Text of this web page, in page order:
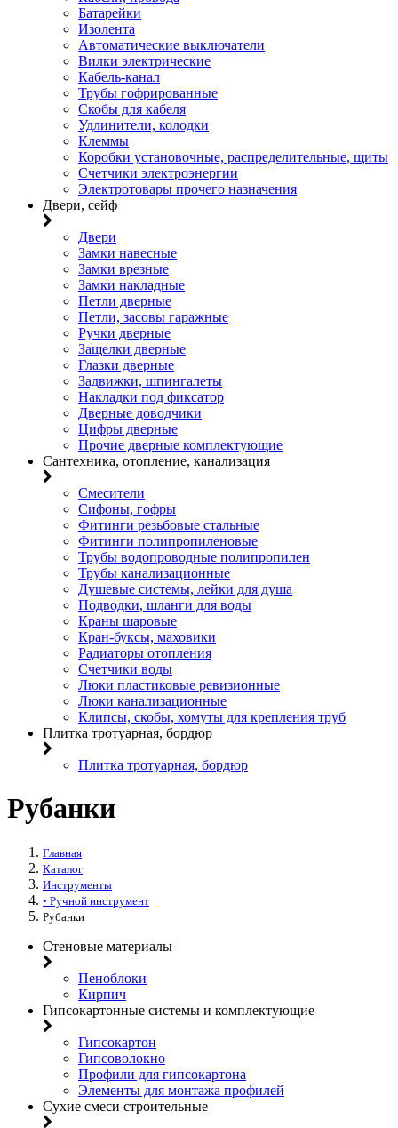
Батарейки
Изолента
Автоматические выключатели
Вилки электрические
Кабель-канал
Трубы гофрированные
Скобы для кабеля
Удлинители, колодки
Клеммы
Коробки установочные, распределительные, щиты
Счетчики электроэнергии
Электротовары прочего назначения
Двери, сейф
Двери
Замки навесные
Замки врезные
Замки накладные
Петли дверные
Петли, засовы гаражные
Ручки дверные
Защелки дверные
Глазки дверные
Задвижки, шпингалеты
Накладки под фиксатор
Дверные доводчики
Цифры дверные
Прочие дверные комплектующие
Сантехника, отопление, канализация
Смесители
Сифоны, гофры
Фитинги резьбовые стальные
Фитинги полипропиленовые
Трубы водопроводные полипропилен
Трубы канализационные
Душевые системы, лейки для душа
Подводки, шланги для воды
Краны шаровые
Кран-буксы, маховики
Радиаторы отопления
Счетчики воды
Люки пластиковые ревизионные
Люки канализационные
Клипсы, скобы, хомуты для крепления труб
Плитка тротуарная, бордюр
Плитка тротуарная, бордюр
Рубанки
Главная
Каталог
Инструменты
• Ручной инструмент
Рубанки
Стеновые материалы
Пеноблоки
Кирпич
Гипсокартонные системы и комплектующие
Гипсокартон
Гипсоволокно
Профили для гипсокартона
Элементы для монтажа профилей
Сухие смеси строительные